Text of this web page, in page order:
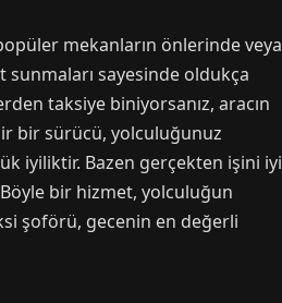
mekanların önlerinde veya
sayesinde oldukça
taksiye biniyorsanız, aracın
bir sürücü, yolculuğunuz
iyiliktir. Bazen gerçekten işini iyi
bir hizmet, yolculuğun
şoförü, gecenin en değerli